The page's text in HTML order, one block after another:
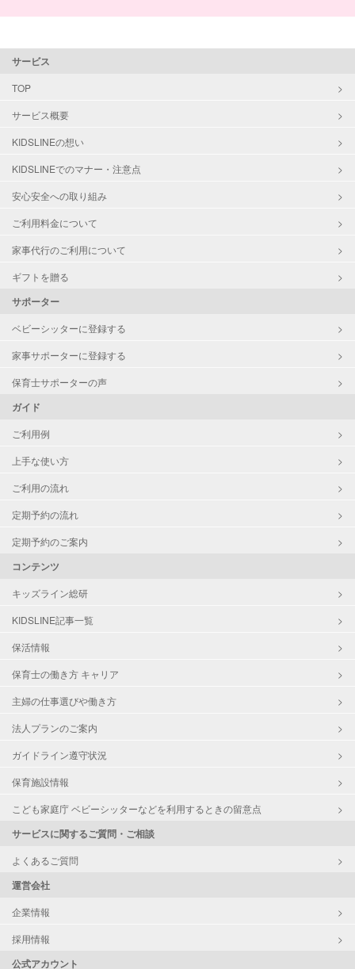
サービス
TOP
サービス概要
KIDSLINEの想い
KIDSLINEでのマナー・注意点
安心安全への取り組み
ご利用料金について
家事代行のご利用について
ギフトを贈る
サポーター
ベビーシッターに登録する
家事サポーターに登録する
保育士サポーターの声
ガイド
ご利用例
上手な使い方
ご利用の流れ
定期予約の流れ
定期予約のご案内
コンテンツ
キッズライン総研
KIDSLINE記事一覧
保活情報
保育士の働き方 キャリア
主婦の仕事選びや働き方
法人プランのご案内
ガイドライン遵守状況
保育施設情報
こども家庭庁 ベビーシッターなどを利用するときの留意点
サービスに関するご質問・ご相談
よくあるご質問
運営会社
企業情報
採用情報
公式アカウント